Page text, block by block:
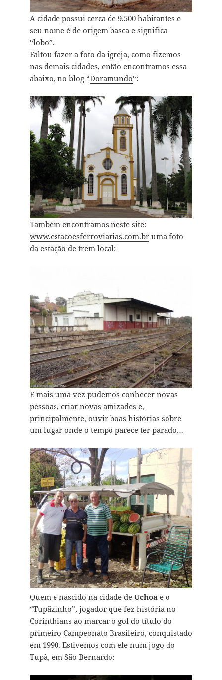
A cidade possui cerca de 9.500 habitantes e
seu nome é de origem basca e significa
“lobo”.
Faltou fazer a foto da igreja, como fizemos
nas demais cidades, então encontramos essa
abaixo, no blog “Doramundo“:
Também encontramos neste site:
www.estacoesferroviarias.com.bruma foto
da estação de trem local:
E mais uma vez pudemos conhecer novas
pessoas, criar novas amizades e,
principalmente, ouvir boas histórias sobre
um lugar onde o tempo parece ter parado…
Quem é nascido na cidade de Uchoa é o
“Tupãzinho”, jogador que fez história no
Corinthians ao marcar o gol do título do
primeiro Campeonato Brasileiro, conquistado
em 1990. Estivemos com ele num jogo do
Tupã, em São Bernardo: